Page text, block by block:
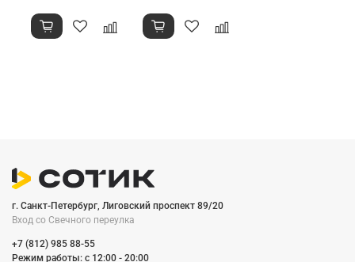
г. Санкт-Петербург, Лиговский проспект 89/20
Вход со Cвечного переулка
+7 (812) 985 88-55
Режим работы: c 12:00 - 20:00